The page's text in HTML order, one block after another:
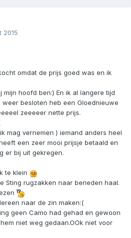
2015
omdat de prijs goed was en ik
hoofd ben:) En ik al langere tijd
besloten heb een Gloednieuwe
zeeeeer nette prijs.
mag vernemen ) iemand anders heel
een zeer mooi prijsje betaald en
er bij uit gekregen.
te klein
Sting rugzakken naar beneden haal.
naar de zin maken:(
geen Camo had gehad en gewoon
niet weg gedaan.OOk niet voor